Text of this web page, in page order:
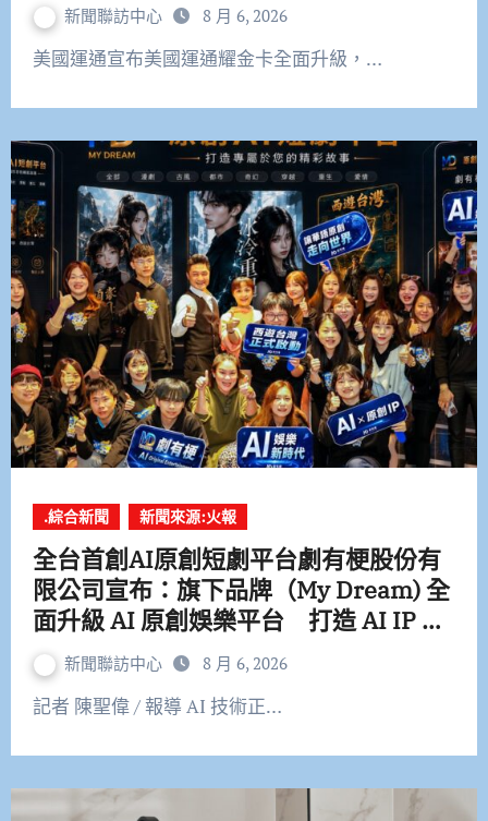
新聞聯訪中心 8 月 6, 2026
美國運通宣布美國運通耀金卡全面升級，…
.綜合新聞 新聞來源:火報
全台首創AI原創短劇平台劇有梗股份有
限公司宣布：旗下品牌（My Dream) 全
面升級 AI 原創娛樂平台 打造 AI IP 娛
樂生態系 布局全球娛樂科技新市場
新聞聯訪中心 8 月 6, 2026
記者 陳聖偉 / 報導 AI 技術正…